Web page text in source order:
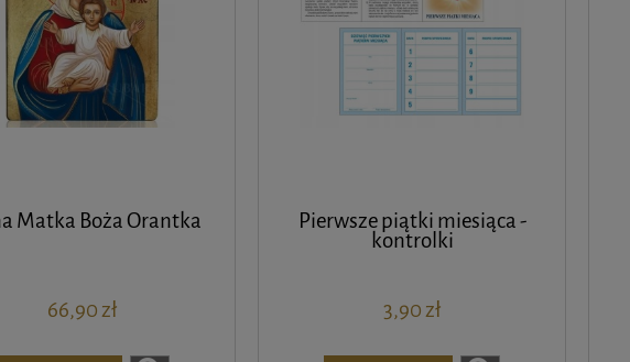
Matka Boża Orantka
66,90 zł
Pierwsze piątki miesiąca -
kontrolki
3,90 zł